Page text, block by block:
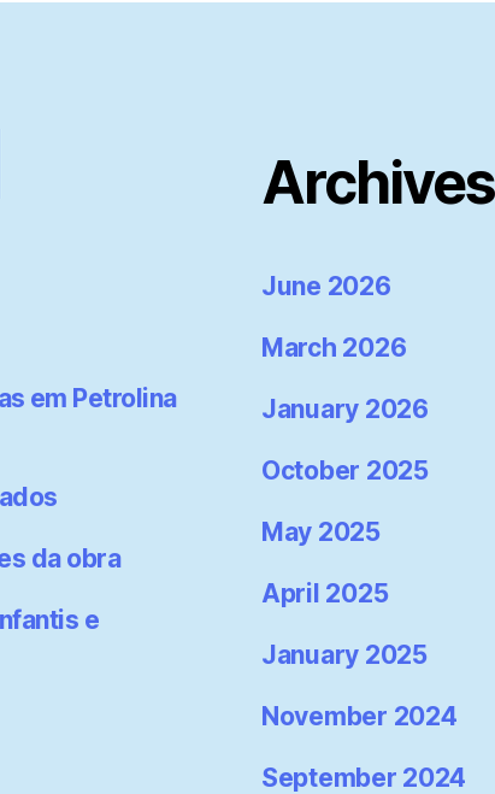
em Petrolina
da obra
e
Archives
June 2026
March 2026
January 2026
October 2025
May 2025
April 2025
January 2025
November 2024
September 2024